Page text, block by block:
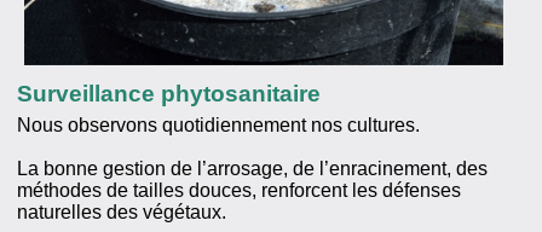
Surveillance phytosanitaire
Nous observons quotidiennement nos cultures.
La bonne gestion de l’arrosage, de l’enracinement, des
méthodes de tailles douces, renforcent les défenses
naturelles des végétaux.